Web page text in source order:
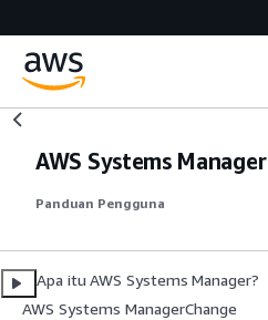
AWS Systems Manager
Panduan Pengguna
Apa itu AWS Systems Manager?
AWS Systems ManagerChange